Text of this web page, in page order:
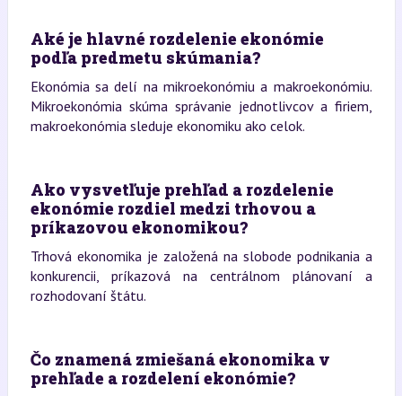
Aké je hlavné rozdelenie ekonómie
podľa predmetu skúmania?
Ekonómia sa delí na mikroekonómiu a makroekonómiu.
Mikroekonómia skúma správanie jednotlivcov a firiem,
makroekonómia sleduje ekonomiku ako celok.
Ako vysvetľuje prehľad a rozdelenie
ekonómie rozdiel medzi trhovou a
príkazovou ekonomikou?
Trhová ekonomika je založená na slobode podnikania a
konkurencii, príkazová na centrálnom plánovaní a
rozhodovaní štátu.
Čo znamená zmiešaná ekonomika v
prehľade a rozdelení ekonómie?